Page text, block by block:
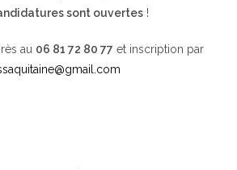
sont ouvertes !
au 06 81 72 80 77 et inscription par